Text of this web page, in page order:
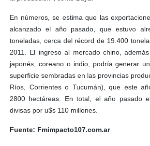
En números, se estima que las
alcanzado el año pasado, que estuvo
toneladas, cerca del récord de 19.400
2011. El ingreso al mercado chino,
japonés, coreano o indio, podría generar
superficie sembradas en las provincias
Ríos, Corrientes o Tucumán), que este
2800 hectáreas. En total, el año pasado
divisas por u$s 110 millones.
Fuente: Fmimpacto107.com.ar